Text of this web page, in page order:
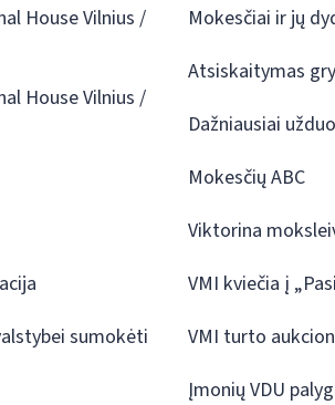
House Vilnius /
House Vilnius /
sumokėti
Mokesčiai ir jų
Atsiskaitymas
Dažniausiai
Mokesčių ABC
Viktorina
VMI kviečia į
VMI turto
Įmonių VDU